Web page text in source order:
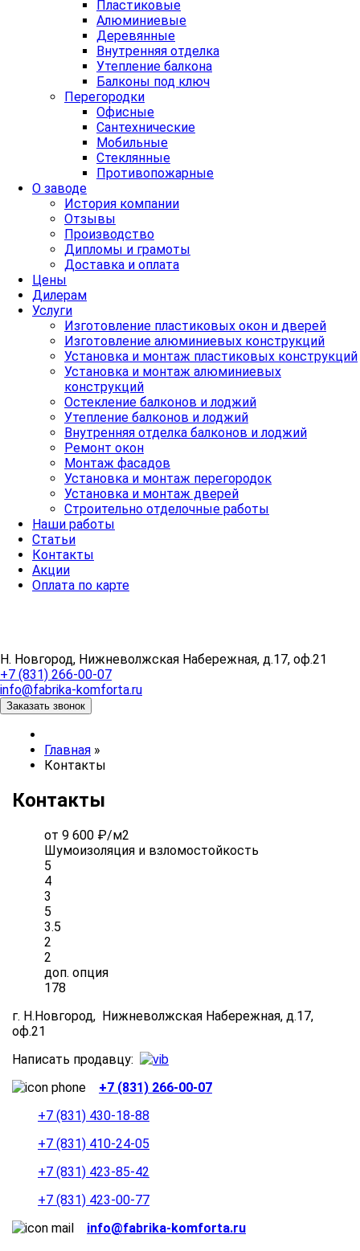
Пластиковые
Алюминиевые
Деревянные
Внутренняя отделка
Утепление балкона
Балконы под ключ
Перегородки
Офисные
Сантехнические
Мобильные
Стеклянные
Противопожарные
О заводе
История компании
Отзывы
Производство
Дипломы и грамоты
Доставка и оплата
Цены
Дилерам
Услуги
Изготовление пластиковых окон и дверей
Изготовление алюминиевых конструкций
Установка и монтаж пластиковых конструкций
Установка и монтаж алюминиевых
конструкций
Остекление балконов и лоджий
Утепление балконов и лоджий
Внутренняя отделка балконов и лоджий
Ремонт окон
Монтаж фасадов
Установка и монтаж перегородок
Установка и монтаж дверей
Строительно отделочные работы
Наши работы
Статьи
Контакты
Акции
Оплата по карте
Н. Новгород, Нижневолжская Набережная, д.17, оф.21
+7 (831) 266-00-07
info@fabrika-komforta.ru
Заказать звонок
Главная »
Контакты
Контакты
от 9 600 ₽/м2
Шумоизоляция и взломостойкость
5
4
3
5
3.5
2
2
доп. опция
178
г. Н.Новгород, Нижневолжская Набережная, д.17,
оф.21
Написать продавцу:
+7 (831) 266-00-07
+7 (831) 430-18-88
+7 (831) 410-24-05
+7 (831) 423-85-42
+7 (831) 423-00-77
info@fabrika-komforta.ru